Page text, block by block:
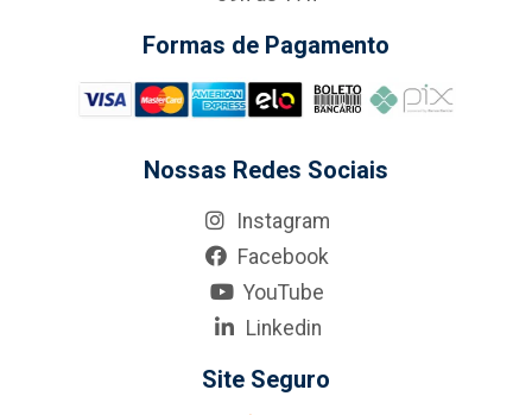
Formas de Pagamento
Nossas Redes Sociais
Instagram
Facebook
YouTube
Linkedin
Site Seguro